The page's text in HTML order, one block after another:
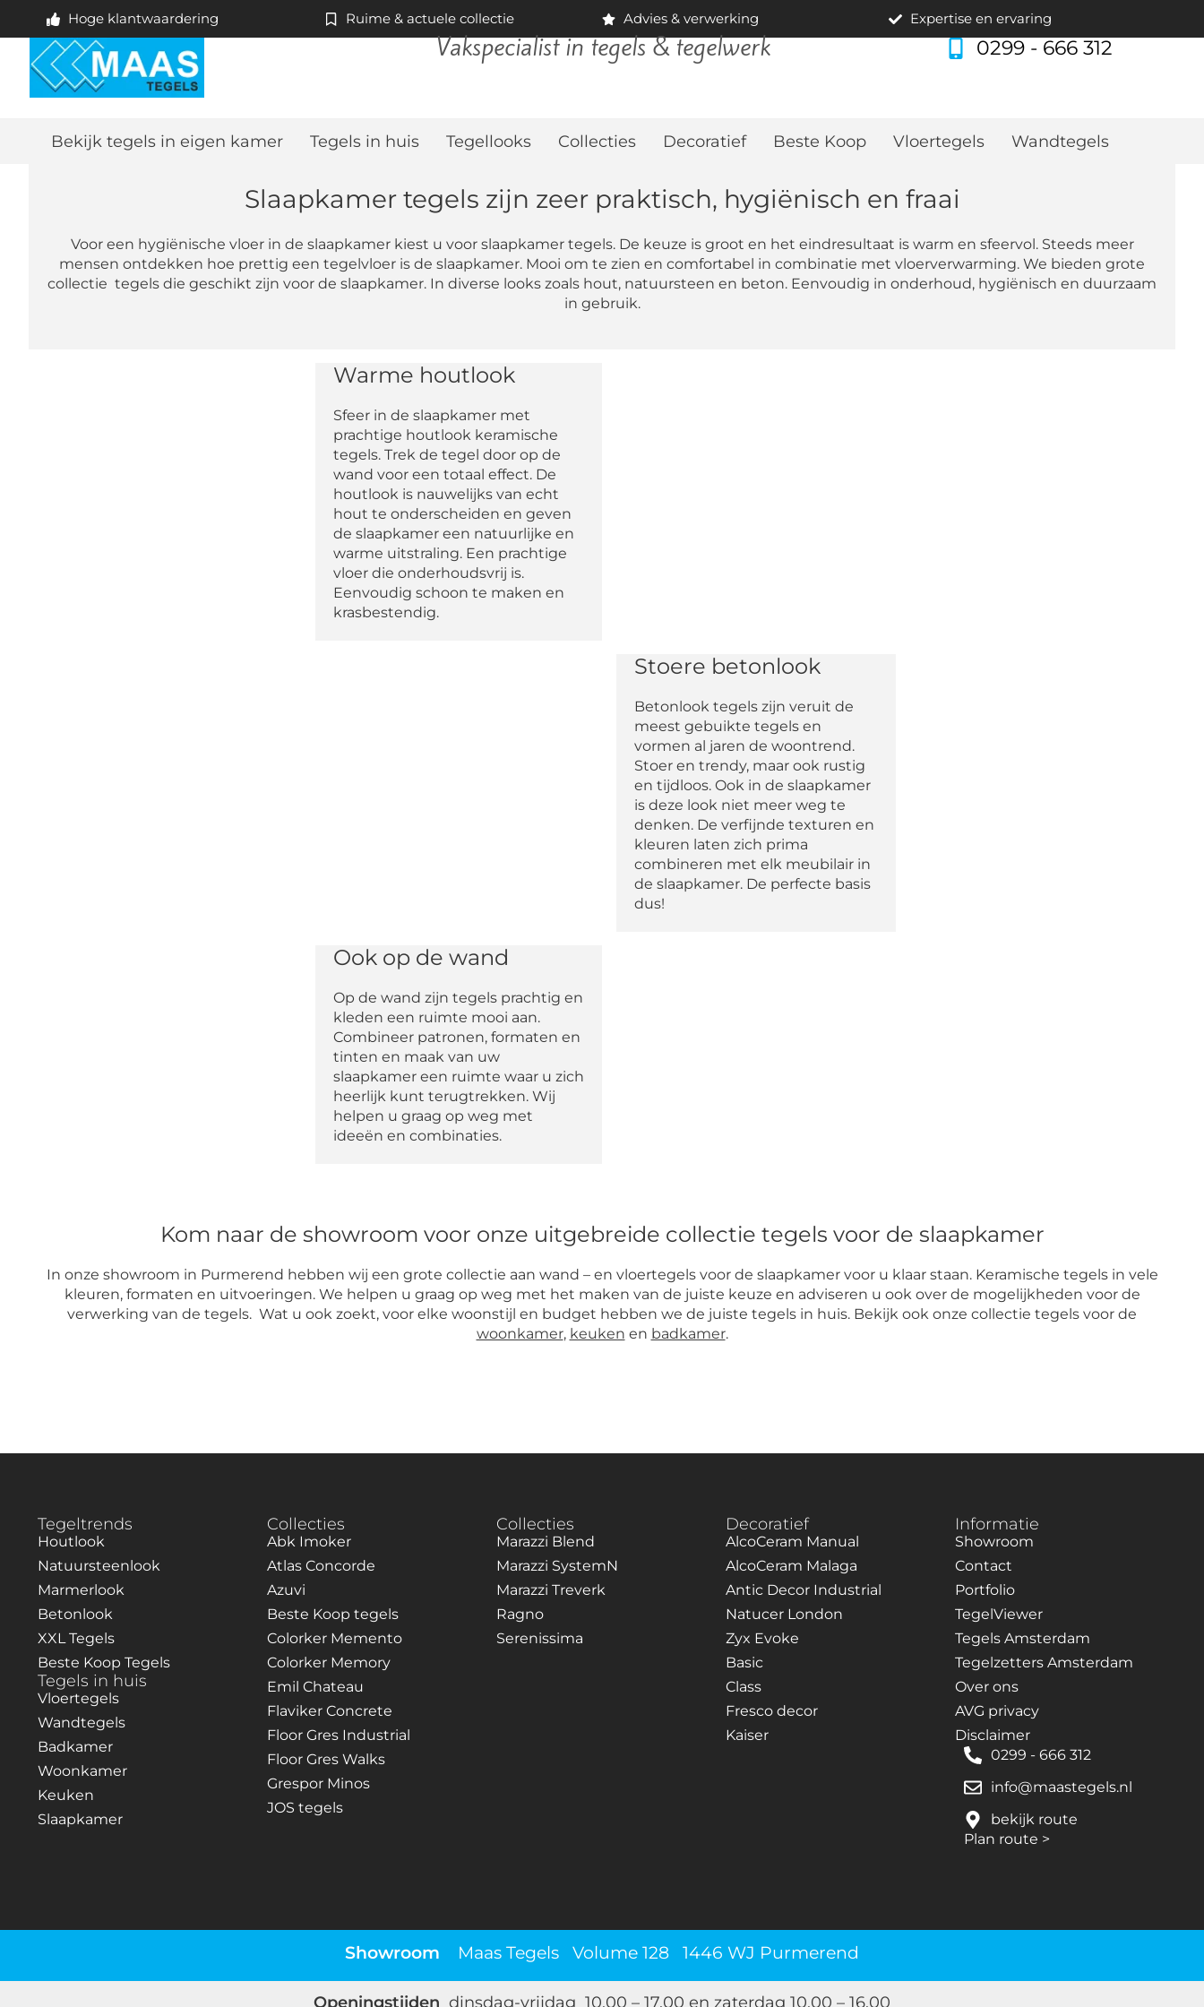
Hoge klantwaardering Ruime & actuele collectie Advies & verwerking Expertise en ervaring
Vakspecialist in tegels & tegelwerk 0299 - 666 312
Bekijk tegels in eigen kamer Tegels in huis Tegellooks Collecties Decoratief Beste Koop Vloertegels Wandtegels
Slaapkamer tegels zijn zeer praktisch, hygiënisch en fraai
Voor een hygiënische vloer in de slaapkamer kiest u voor slaapkamer tegels. De keuze is groot en het eindresultaat is warm en sfeervol. Steeds meer
mensen ontdekken hoe prettig een tegelvloer is de slaapkamer. Mooi om te zien en comfortabel in combinatie met vloerverwarming. We bieden grote
collectie tegels die geschikt zijn voor de slaapkamer. In diverse looks zoals hout, natuursteen en beton. Eenvoudig in onderhoud, hygiënisch en duurzaam
in gebruik.
Warme houtlook
Sfeer in de slaapkamer met
prachtige houtlook keramische
tegels. Trek de tegel door op de
wand voor een totaal effect. De
houtlook is nauwelijks van echt
hout te onderscheiden en geven
de slaapkamer een natuurlijke en
warme uitstraling. Een prachtige
vloer die onderhoudsvrij is.
Eenvoudig schoon te maken en
krasbestendig.
Stoere betonlook
Betonlook tegels zijn veruit de
meest gebuikte tegels en
vormen al jaren de woontrend.
Stoer en trendy, maar ook rustig
en tijdloos. Ook in de slaapkamer
is deze look niet meer weg te
denken. De verfijnde texturen en
kleuren laten zich prima
combineren met elk meubilair in
de slaapkamer. De perfecte basis
dus!
Ook op de wand
Op de wand zijn tegels prachtig en
kleden een ruimte mooi aan.
Combineer patronen, formaten en
tinten en maak van uw
slaapkamer een ruimte waar u zich
heerlijk kunt terugtrekken. Wij
helpen u graag op weg met
ideeën en combinaties.
Kom naar de showroom voor onze uitgebreide collectie tegels voor de slaapkamer
In onze showroom in Purmerend hebben wij een grote collectie aan wand – en vloertegels voor de slaapkamer voor u klaar staan. Keramische tegels in vele
kleuren, formaten en uitvoeringen. We helpen u graag op weg met het maken van de juiste keuze en adviseren u ook over de mogelijkheden voor de
verwerking van de tegels. Wat u ook zoekt, voor elke woonstijl en budget hebben we de juiste tegels in huis. Bekijk ook onze collectie tegels voor de
woonkamer, keuken en badkamer.
Tegeltrends
Houtlook
Natuursteenlook
Marmerlook
Betonlook
XXL Tegels
Beste Koop Tegels
Tegels in huis
Vloertegels
Wandtegels
Badkamer
Woonkamer
Keuken
Slaapkamer
Collecties
Abk Imoker
Atlas Concorde
Azuvi
Beste Koop tegels
Colorker Memento
Colorker Memory
Emil Chateau
Flaviker Concrete
Floor Gres Industrial
Floor Gres Walks
Grespor Minos
JOS tegels
Collecties
Marazzi Blend
Marazzi SystemN
Marazzi Treverk
Ragno
Serenissima
Decoratief
AlcoCeram Manual
AlcoCeram Malaga
Antic Decor Industrial
Natucer London
Zyx Evoke
Basic
Class
Fresco decor
Kaiser
Informatie
Showroom
Contact
Portfolio
TegelViewer
Tegels Amsterdam
Tegelzetters Amsterdam
Over ons
AVG privacy
Disclaimer
0299 - 666 312
info@maastegels.nl
bekijk route
Plan route >
Showroom Maas Tegels Volume 128 1446 WJ Purmerend
Openingstijden dinsdag-vrijdag 10.00 – 17.00 en zaterdag 10.00 – 16.00